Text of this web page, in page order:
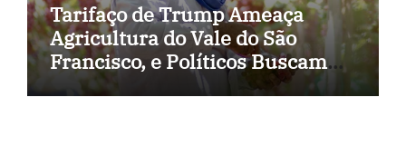
Tarifaço de Trump Ameaça
Agricultura do Vale do São
Francisco, e Políticos Buscam
Soluções